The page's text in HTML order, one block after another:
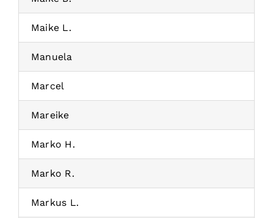
Maike L.
Manuela
Marcel
Mareike
Marko H.
Marko R.
Markus L.